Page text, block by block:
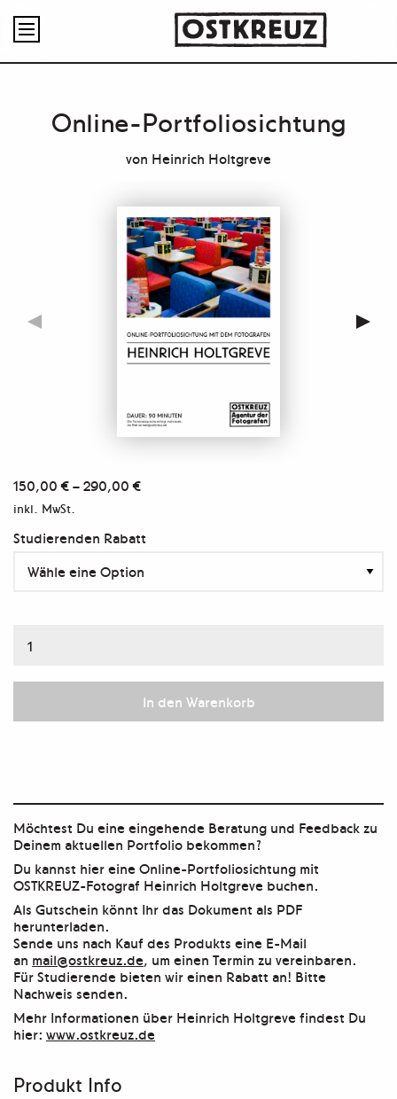

Online-Portfoliosichtung
von Heinrich Holtgreve
150,00€–290,00€
inkl. MwSt.
Studierenden Rabatt
Online-
In den Warenkorb
Möchtest Du eine eingehende Beratung und Feedback zu
Deinem aktuellen Portfolio bekommen?
Du kannst hier eine Online-Portfoliosichtung mit
OSTKREUZ-Fotograf Heinrich Holtgreve buchen.
Als Gutschein könnt Ihr das Dokument als PDF
herunterladen.
Sende uns nach Kauf des Produkts eine E-Mail
an mail@ostkreuz.de, um einen Termin zu vereinbaren.
Für Studierende bieten wir einen Rabatt an! Bitte
Nachweis senden.
Mehr Informationen über Heinrich Holtgreve findest Du
hier: www.ostkreuz.de
Produkt Info